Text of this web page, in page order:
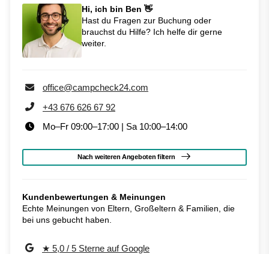
Hi, ich bin Ben 👋
Hast du Fragen zur Buchung oder
brauchst du Hilfe? Ich helfe dir gerne
weiter.
office@campcheck24.com
+43 676 626 67 92
Mo–Fr 09:00–17:00 | Sa 10:00–14:00
Nach weiteren Angeboten filtern
Kundenbewertungen & Meinungen
Echte Meinungen von Eltern, Großeltern & Familien, die
bei uns gebucht haben.
★ 5,0 / 5 Sterne auf Google